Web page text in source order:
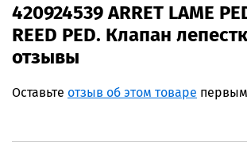
420924539 ARRET LAME
REED PED. Клапан
отзывы
Оставьте отзыв об этом товаре